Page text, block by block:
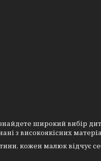
широкий вибір
з високоякісних
кожен малюк відчує